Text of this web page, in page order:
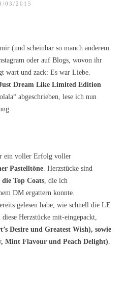
03/2015
(und scheinbar so manch anderem
oder auf Blogs, wovon ihr
wart und zack: Es war Liebe.
Dream Like Limited Edition
abgeschrieben, lese ich nun
ein voller Erfolg voller
Pastelltöne. Herzstücke sind
die Top Coats, die ich
DM ergattern konnte.
gelesen habe, wie schnell die LE
Herzstücke mit-eingepackt,
Desire und Greatest Wish), sowie
Mint Flavour und Peach Delight).